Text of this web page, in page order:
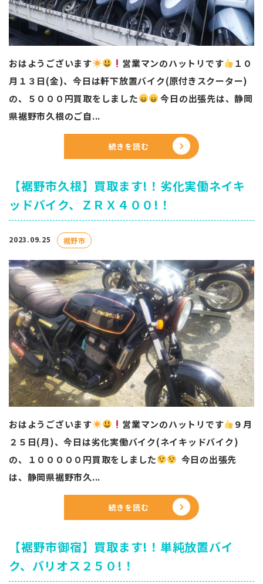
おはようございます 営業マンのハットリです ️ １０
月１３日(金)、今日は軒下放置バイク(原付きスクーター)
の、５０００円買取をしました
今日の出張先は、静岡
県裾野市久根のご自...
続きを読む
【裾野市久根】買取ます!！劣化実働ネイキ
ッドバイク、ＺＲＸ４００!！
2023.09.25 裾野市
おはようございます 営業マンのハットリです ️ ９月
２５日(月)、今日は劣化実働バイク(ネイキッドバイク)
の、１０００００円買取をしました
今日の出張先
は、静岡県裾野市久...
続きを読む
【裾野市御宿】買取ます!！単純放置バイ
ク、バリオス２５０!！